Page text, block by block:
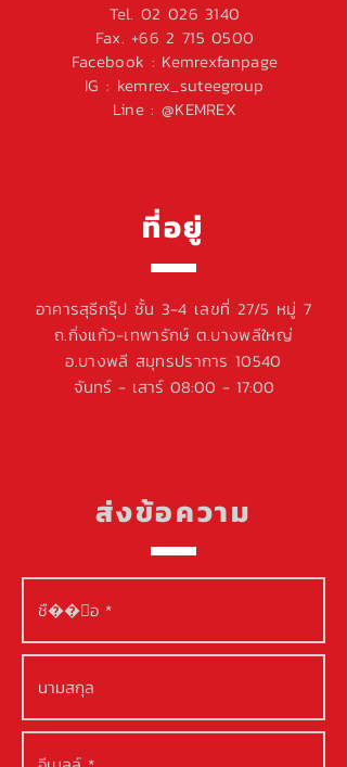
Tel.02 026 3140
Fax. +66 2 715 0500
Facebook : Kemrexfanpage
IG : kemrex_suteegroup
Line : @KEMREX
ที่อยู่
อาคารสุธีกรุ๊ป ชั้น 3-4 เลขที่ 27/5 หมู่ 7
ถ.กิ่งแก้ว-เทพารักษ์ ต.บางพลีใหญ่
อ.บางพลี สมุทรปราการ 10540
จันทร์ - เสาร์ 08:00 - 17:00
ส่งข้อความ